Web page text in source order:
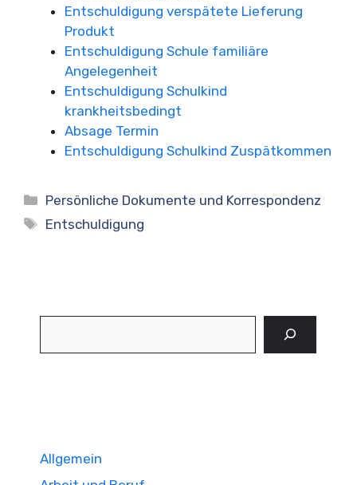
Entschuldigung verspätete Lieferung
Produkt
Entschuldigung Schule familiäre
Angelegenheit
Entschuldigung Schulkind
krankheitsbedingt
Absage Termin
Entschuldigung Schulkind Zuspätkommen
Kategorien
Persönliche Dokumente und Korrespondenz
Schlagwörter
Entschuldigung
Allgemein